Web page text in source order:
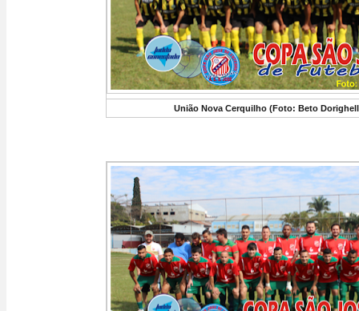
União Nova Cerquilho (Foto: Beto